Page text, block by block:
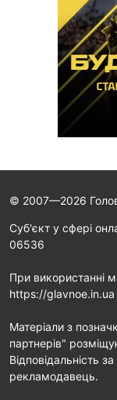
© 2007—2026
Cуб'єкт у сфері
06536
При використанні
https://
Матеріали з
партнерів"
Відповідальність
рекламодавець.